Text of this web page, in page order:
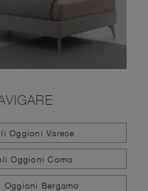
Oggioni Varese
Oggioni Como
Bergamo